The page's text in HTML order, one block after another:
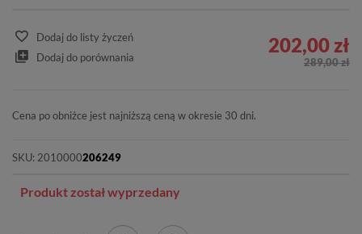
Dodaj do listy życzeń
Dodaj do porównania
202,00 zł
289,00 zł
Cena po obniżce jest najniższą ceną w okresie 30 dni.
SKU: 2010000206249
Produkt został wyprzedany